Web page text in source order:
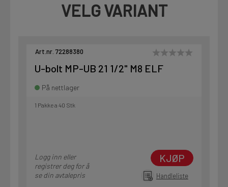
VELG VARIANT
Art.nr. 72288380
U-bolt MP-UB 21 1/2" M8 ELF
På nettlager
1 Pakke a 40 Stk
Logg inn eller
registrer deg for å
se din avtalepris
KJØP
Handleliste